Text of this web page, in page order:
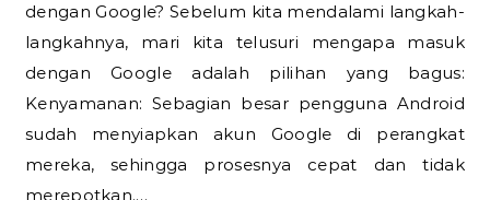
dengan Google? Sebelum kita mendalami langkah-
langkahnya, mari kita telusuri mengapa masuk
dengan Google adalah pilihan yang bagus:
Kenyamanan: Sebagian besar pengguna Android
sudah menyiapkan akun Google di perangkat
mereka, sehingga prosesnya cepat dan tidak
merepotkan.…